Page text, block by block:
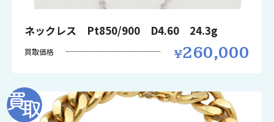
ネックレス Pt850/900 D4.60 24.3g
買取価格 260,000